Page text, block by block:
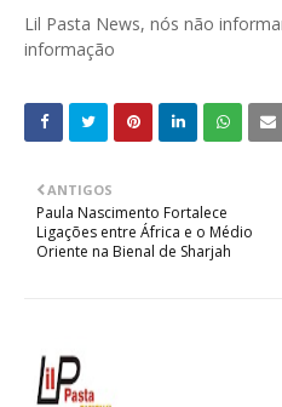
Lil Pasta News, nós não
informação
ANTIGOS
Paula Nascimento Fortalece
Ligações entre África e o Médio
Oriente na Bienal de Sharjah